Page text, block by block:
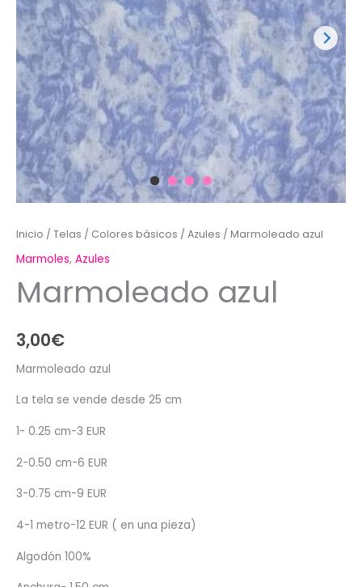
Inicio / Telas / Colores básicos / Azules / Marmoleado azul
Marmoles, Azules
Marmoleado azul
3,00€
Marmoleado azul
La tela se vende desde 25 cm
1- 0.25 cm-3 EUR
2-0.50 cm-6 EUR
3-0.75 cm-9 EUR
4-1 metro-12 EUR ( en una pieza)
Algodón 100%